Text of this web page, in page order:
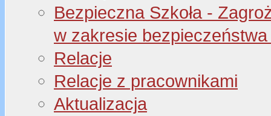
Bezpieczna Szkoła -
w zakresie
Relacje
Relacje z pracownikami
Aktualizacja